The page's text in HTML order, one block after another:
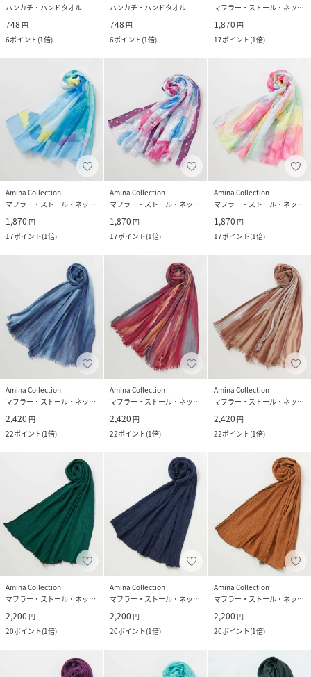
ハンカチ・ハンドタオル
748 円
6ポイント(1倍)
ハンカチ・ハンドタオル
748 円
6ポイント(1倍)
マフラー・ストール・ネックウォーマー
1,870 円
17ポイント(1倍)
Amina Collection
マフラー・ストール・ネックウォーマー
1,870 円
17ポイント(1倍)
Amina Collection
マフラー・ストール・ネックウォーマー
1,870 円
17ポイント(1倍)
Amina Collection
マフラー・ストール・ネックウォーマー
1,870 円
17ポイント(1倍)
Amina Collection
マフラー・ストール・ネックウォーマー
2,420 円
22ポイント(1倍)
Amina Collection
マフラー・ストール・ネックウォーマー
2,420 円
22ポイント(1倍)
Amina Collection
マフラー・ストール・ネックウォーマー
2,420 円
22ポイント(1倍)
Amina Collection
マフラー・ストール・ネックウォーマー
2,200 円
20ポイント(1倍)
Amina Collection
マフラー・ストール・ネックウォーマー
2,200 円
20ポイント(1倍)
Amina Collection
マフラー・ストール・ネックウォーマー
2,200 円
20ポイント(1倍)